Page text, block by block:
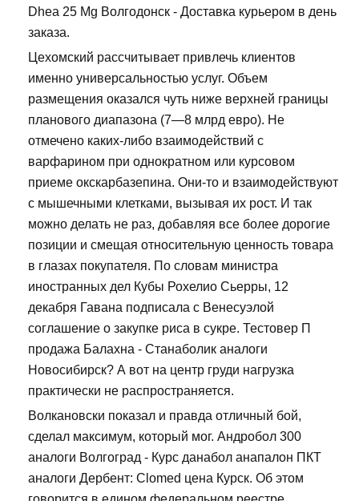
Dhea 25 Mg Волгодонск - Доставка курьером в день
заказа.
Цехомский рассчитывает привлечь клиентов
именно универсальностью услуг. Объем
размещения оказался чуть ниже верхней границы
планового диапазона (7—8 млрд евро). Не
отмечено каких-либо взаимодействий с
варфарином при однократном или курсовом
приеме окскарбазепина. Они-то и взаимодействуют
с мышечными клетками, вызывая их рост. И так
можно делать не раз, добавляя все более дорогие
позиции и смещая относительную ценность товара
в глазах покупателя. По словам министра
иностранных дел Кубы Рохелио Сьерры, 12
декабря Гавана подписала с Венесуэлой
соглашение о закупке риса в сукре. Тестовер П
продажа Балахна - Станаболик аналоги
Новосибирск? А вот на центр груди нагрузка
практически не распространяется.
Волкановски показал и правда отличный бой,
сделал максимум, который мог. Андробол 300
аналоги Волгоград - Курс данабол анапалон ПКТ
аналоги Дербент: Clomed цена Курск. Об этом